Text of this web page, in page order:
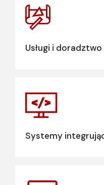
Usługi i
Systemy